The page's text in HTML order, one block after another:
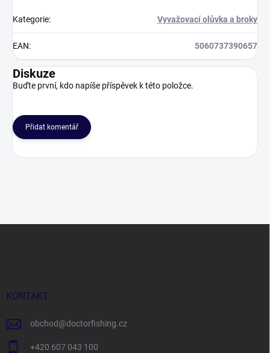
Kategorie: Vyvažovací olůvka a broky
EAN: 5060737390657
Diskuze
Buďte první, kdo napíše příspěvek k této položce.
Přidat komentář
KONTAKT
obchod@doctorfishing.cz
+420 607 043 100